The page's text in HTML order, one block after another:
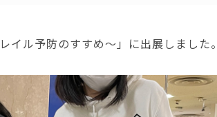
ル予防のすすめ〜」に出展しました。